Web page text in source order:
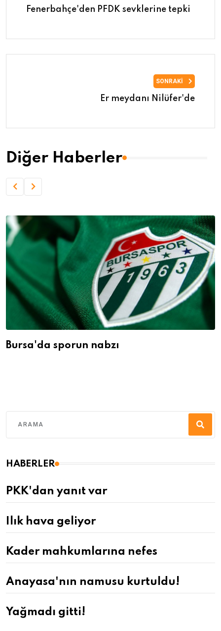
Fenerbahçe'den PFDK sevklerine tepki
SONRAKI
Er meydanı Nilüfer'de
Diğer Haberler
Bursa'da sporun nabzı
HABERLER
PKK'dan yanıt var
Ilık hava geliyor
Kader mahkumlarına nefes
Anayasa'nın namusu kurtuldu!
Yağmadı gitti!